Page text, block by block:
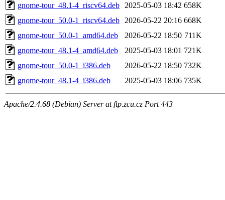
gnome-tour_48.1-4_riscv64.deb
2025-05-03 18:42 658K
gnome-tour_50.0-1_riscv64.deb
2026-05-22 20:16 668K
gnome-tour_50.0-1_amd64.deb
2026-05-22 18:50 711K
gnome-tour_48.1-4_amd64.deb
2025-05-03 18:01 721K
gnome-tour_50.0-1_i386.deb
2026-05-22 18:50 732K
gnome-tour_48.1-4_i386.deb
2025-05-03 18:06 735K
Apache/2.4.68 (Debian) Server at ftp.zcu.cz Port 443